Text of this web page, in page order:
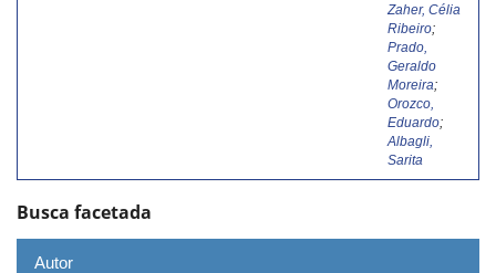
Zaher, Célia
Ribeiro;
Prado,
Geraldo
Moreira;
Orozco,
Eduardo;
Albagli,
Sarita
Busca facetada
Autor